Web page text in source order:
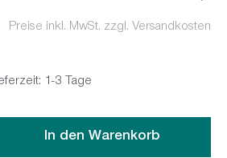
Preise inkl. MwSt. zzgl. Versandkosten
1-3 Tage
den gewünschten Wert ein oder
In den Warenkorb